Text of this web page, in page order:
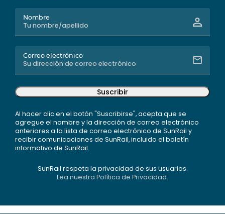
Nombre
Correo electrónico
Suscribir
Al hacer clic en el botón "Suscribirse", acepta que se
agregue el nombre y la dirección de correo electrónico
anteriores a la lista de correo electrónico de SunRail y
recibir comunicaciones de SunRail, incluido el boletín
informativo de SunRail.
SunRail respeta la privacidad de sus usuarios.
Lea nuestra Política de Privacidad.